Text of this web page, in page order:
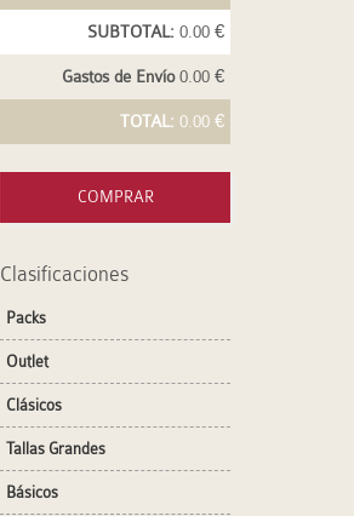
SUBTOTAL: 0.00 €
Gastos de Envío0.00 €
TOTAL: 0.00 €
COMPRAR
Clasificaciones
Packs
Outlet
Clásicos
Tallas Grandes
Básicos